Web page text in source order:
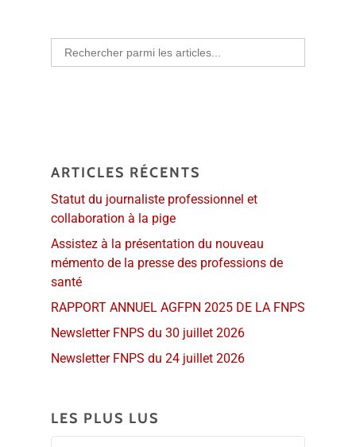
Search
for:
ARTICLES RÉCENTS
Statut du journaliste professionnel et
collaboration à la pige
Assistez à la présentation du nouveau
mémento de la presse des professions de
santé
RAPPORT ANNUEL AGFPN 2025 DE LA FNPS
Newsletter FNPS du 30 juillet 2026
Newsletter FNPS du 24 juillet 2026
LES PLUS LUS